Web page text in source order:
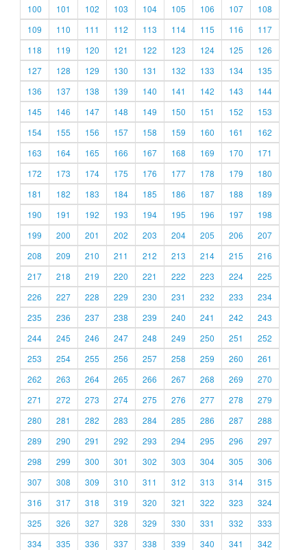
100
101 102 103 104 105 106 107
108
109
110 111 112 113 114 115 116
117
118
119 120 121 122 123 124 125
126
127
128 129 130 131 132 133 134
135
136
137 138 139 140 141 142 143
144
145
146 147 148 149 150 151 152
153
154
155 156 157 158 159 160 161
162
163
164 165 166 167 168 169 170
171
172
173 174 175 176 177 178 179
180
181
182 183 184 185 186 187 188
189
190
191 192 193 194 195 196 197
198
199
200 201 202 203 204 205 206
207
208
209 210 211 212 213 214 215
216
217
218 219 220 221 222 223 224
225
226
227 228 229 230 231 232 233
234
235
236 237 238 239 240 241 242
243
244
245 246 247 248 249 250 251
252
253
254 255 256 257 258 259 260
261
262
263 264 265 266 267 268 269
270
271
272 273 274 275 276 277 278
279
280
281 282 283 284 285 286 287
288
289
290 291 292 293 294 295 296
297
298
299 300 301 302 303 304 305
306
307
308 309 310 311 312 313 314
315
316
317 318 319 320 321 322 323
324
325
326 327 328 329 330 331 332
333
334
335 336 337 338 339 340 341 342